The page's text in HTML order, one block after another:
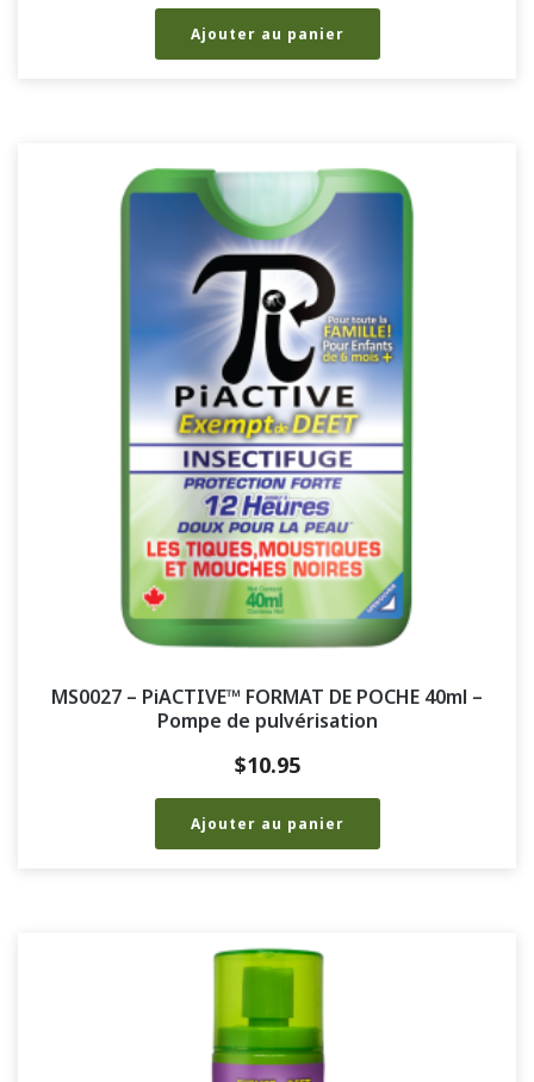
Ajouter au panier
MS0027 – PiACTIVE™ FORMAT DE POCHE 40ml –
Pompe de pulvérisation
$10.95
Ajouter au panier